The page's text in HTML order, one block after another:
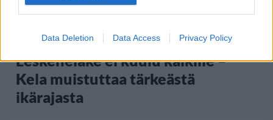
Data Deletion Data Access Privacy Policy
Leskeneläke ei kuulu kaikille –
Kela muistuttaa tärkeästä
ikärajasta